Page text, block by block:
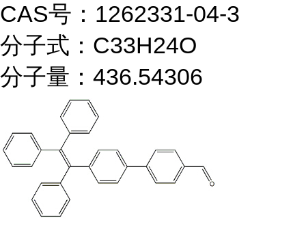
CAS号：1262331-04-3
分子式：C33H24O
分子量：436.54306